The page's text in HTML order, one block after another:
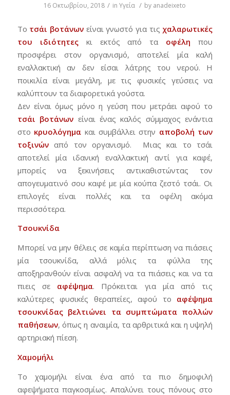
16 Οκτωβρίου, 2018 / inΥγεία / by anadeixeto
Το τσάι βοτάνωνείναι γνωστό για τις χαλαρωτικές
του
ιδιότητεςκι εκτός από τα οφέλη που
προσφέρει στον οργανισμό, αποτελεί μία καλή
εναλλακτική αν δεν είσαι λάτρης του νερού. Η
ποικιλία είναι μεγάλη, με τις φυσικές γεύσεις να
καλύπτουν τα διαφορετικά γούστα.
Δεν είναι όμως μόνο η γεύση που μετράει αφού το
τσάι βοτάνων είναι ένας καλός σύμμαχος ενάντια
στο κρυολόγημα και συμβάλλει στην αποβολή των
τοξινώναπό τον οργανισμό. Μιας και το τσάι
αποτελεί μία ιδανική εναλλακτική αντί για καφέ,
μπορείς να ξεκινήσεις αντικαθιστώντας τον
απογευματινό σου καφέ με μία κούπα ζεστό τσάι. Οι
επιλογές είναι πολλές και τα οφέλη ακόμα
περισσότερα.
Τσουκνίδα
Μπορεί να μην θέλεις σε καμία περίπτωση να πιάσεις
μία τσουκνίδα, αλλά μόλις τα φύλλα της
αποξηρανθούν είναι ασφαλή να τα πιάσεις και να τα
πιεις σε αφέψημα. Πρόκειται για μία από τις
καλύτερες φυσικές θεραπείες, αφού το αφέψημα
τσουκνίδας βελτιώνει τα συμπτώματα πολλών
παθήσεων, όπως η αναιμία, τα αρθριτικά και η υψηλή
αρτηριακή πίεση.
Χαμομήλι
Το χαμομήλι είναι ένα από τα πιο δημοφιλή
αφεψήματα παγκοσμίως. Απαλύνει τους πόνους στο